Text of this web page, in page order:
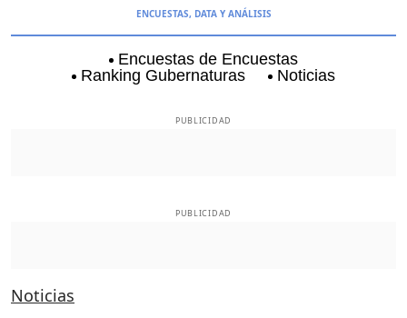
ENCUESTAS, DATA Y ANÁLISIS
Encuestas de Encuestas
Ranking Gubernaturas
Noticias
PUBLICIDAD
PUBLICIDAD
Noticias